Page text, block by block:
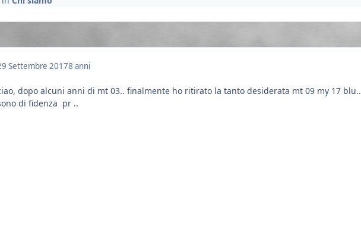
Settembre 20178 anni
dopo alcuni anni di mt 03.. finalmente ho ritirato la tanto desiderata mt 09 my 17 blu..
di fidenza pr ..